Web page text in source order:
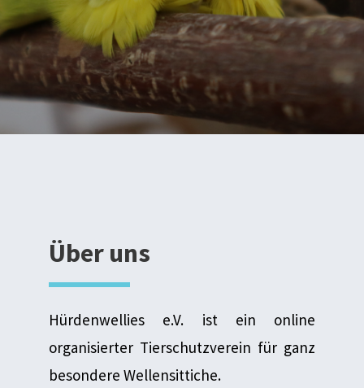
Über uns
Hürdenwellies e.V. ist ein online
organisierter Tierschutzverein für ganz
besondere Wellensittiche.